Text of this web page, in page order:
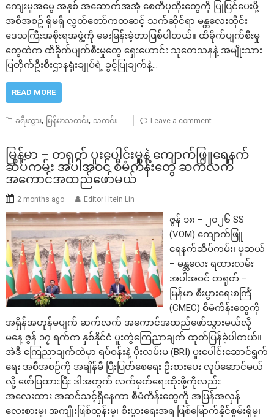
ကျေးမှုအမွေ အနှစ် အဆောက်အအုံ စေတီပုထိုးတွေကို ပြုပြင်ပေးဖို့
အစီအစဥ် ရှိမရှိ လွှတ်တော်ကတဆင့် သက်ဆိုင်ရာ မန္တလေးတိုင်း
ဒေသကြီးအစိုးရအဖွဲ့ကို မေးမြန်းခဲ့တာဖြစ်ပါတယ်။ ထိခိုက်ပျက်စီးမှု
တွေထဲက ထိခိုက်ပျက်စီးမှုတွေ ရှေးဟောင်း သုတေသနနဲ့ အမျိုးသား
ပြတိုက်ဦးစီးဌာနရုံးချုပ်ရဲ့ ခွင့်ပြုချက်နဲ့…
READ MORE
ခရီးသွား, မြန်မာသတင်း, သတင်း Leave a comment
မြန်မာ – တရုတ် ပူးပေါင်းမှုနဲ့ ကျောက်ဖြူရေနက်
ဆိပ်ကမ်း အပါအဝင် စီမံကိန်းတွေ ဆက်လက်
အကောင်အထည်ဖော်မယ်
2 months ago Editor Htein Lin
ဇွန် ၁၈ – ၂၀၂၆ SS
(VOM) ကျောက်ဖြူ
ရေနက်ဆိပ်ကမ်း၊ မူဆယ်
– မန္တလေး ရထားလမ်း
အပါအဝင် တရုတ် –
မြန်မာ စီးပွားရေးစင်္ကြံ
(CMEC) စီမံကိန်းတွေကို
အရှိန်အဟုန်မပျက် ဆက်လက် အကောင်အထည်ဖော်သွားမယ်လို့
မနေ့ ဇွန် ၁၇ ရက်က နှစ်နိုင်ငံ ပူးတွဲကြေညာချက် ထုတ်ပြန်ခဲ့ပါတယ်။
အဲဒီ ကြေညာချက်ထဲမှာ ရပ်ဝန်းနဲ့ ပိုးလမ်းမ (BRI) ပူးပေါင်းဆောင်ရွက်
ရေး အစီအစဉ်ကို အချိန်မီ ပြီးပြတ်စေရေး ဦးစားပေး လုပ်ဆောင်မယ်
လို့ ဖော်ပြထားပြီး ဒါအတွက် လက်မှတ်ရေးထိုးဖို့ကိုလည်း
အလေးထား အဆင်သင့်ရှိနေကာ စီမံကိန်းတွေကို အပြန်အလှန်
လေးစားမှု၊ အကျိုးဖြစ်ထွန်းမှု၊ စီးပွားရေးအရ ဖြစ်မြောက်နိုင်စွမ်းရှိမှု၊